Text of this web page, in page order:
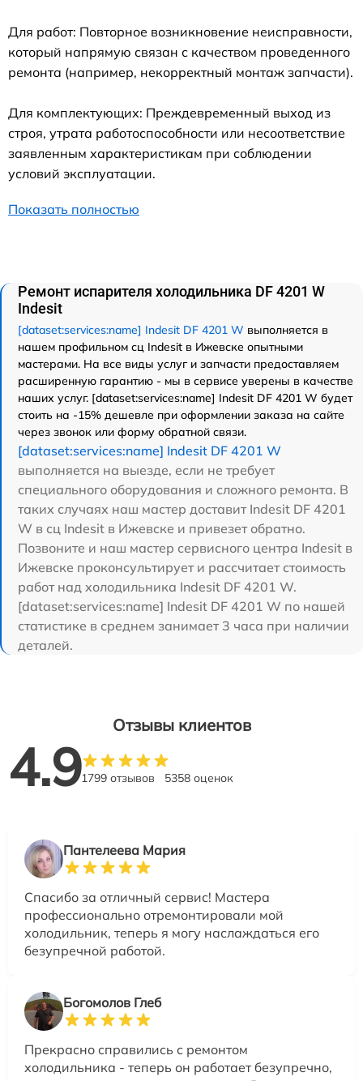
Для работ: Повторное возникновение неисправности,
который напрямую связан с качеством проведенного
ремонта (например, некорректный монтаж запчасти).
Для комплектующих: Преждевременный выход из
строя, утрата работоспособности или несоответствие
заявленным характеристикам при соблюдении
условий эксплуатации.
Показать полностью
Ремонт испарителя холодильника DF 4201 W
Indesit
[dataset:services:name] Indesit DF 4201 W выполняется в
нашем профильном сц Indesit в Ижевске опытными
мастерами. На все виды услуг и запчасти предоставляем
расширенную гарантию - мы в сервисе уверены в качестве
наших услуг. [dataset:services:name] Indesit DF 4201 W будет
стоить на -15% дешевле при оформлении заказа на сайте
через звонок или форму обратной связи.
[dataset:services:name] Indesit DF 4201 W
выполняется на выезде, если не требует
специального оборудования и сложного ремонта. В
таких случаях наш мастер доставит Indesit DF 4201
W в сц Indesit в Ижевске и привезет обратно.
Позвоните и наш мастер сервисного центра Indesit в
Ижевске проконсультирует и рассчитает стоимость
работ над холодильника Indesit DF 4201 W.
[dataset:services:name] Indesit DF 4201 W по нашей
статистике в среднем занимает 3 часа при наличии
деталей.
Отзывы клиентов
4.91799 отзывов 5358 оценок
Пантелеева Мария
Спасибо за отличный сервис! Мастера
профессионально отремонтировали мой
холодильник, теперь я могу наслаждаться его
безупречной работой.
Богомолов Глеб
Прекрасно справились с ремонтом
холодильника - теперь он работает безупречно,